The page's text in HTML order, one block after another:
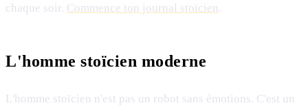
chaque soir. Commence ton journal stoïcien .
L'homme stoïcien moderne
L'homme stoïcien n'est pas un robot sans émotions. C'est un